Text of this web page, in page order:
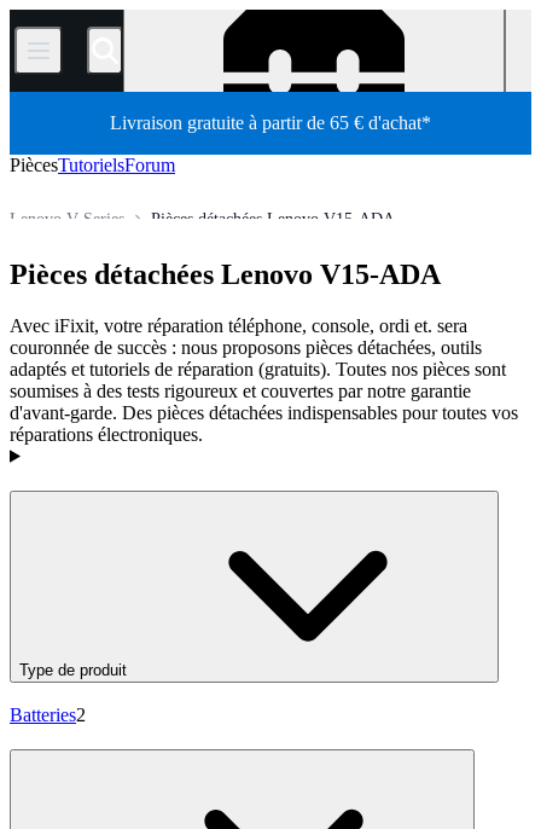
/
Livraison gratuite à partir de 65 € d'achat*
PiècesTutorielsForum
Pièces détachées Lenovo V15-ADA
Lenovo V Series
Pièces détachées
Boutique
Pièces détachées Lenovo V15-ADA
Avec iFixit, votre réparation téléphone, console, ordi et. sera
couronnée de succès : nous proposons pièces détachées, outils
adaptés et tutoriels de réparation (gratuits). Toutes nos pièces sont
soumises à des tests rigoureux et couvertes par notre garantie
d'avant-garde. Des pièces détachées indispensables pour toutes vos
réparations électroniques.
Produits
Type de produit
Batteries2